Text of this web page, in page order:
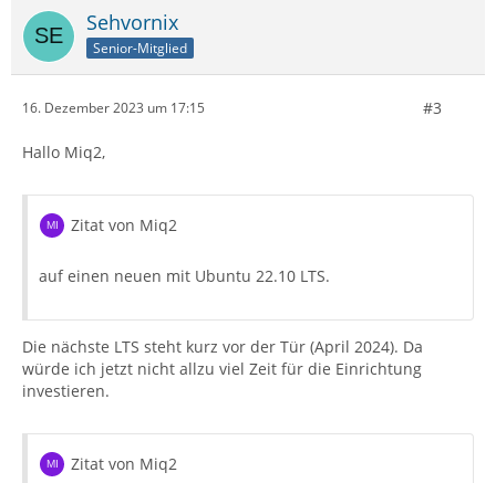
Sehvornix
Senior-Mitglied
16. Dezember 2023 um 17:15 #3
Hallo Miq2,
Zitat von Miq2
auf einen neuen mit Ubuntu 22.10 LTS.
Die nächste LTS steht kurz vor der Tür (April 2024). Da
würde ich jetzt nicht allzu viel Zeit für die Einrichtung
investieren.
Zitat von Miq2